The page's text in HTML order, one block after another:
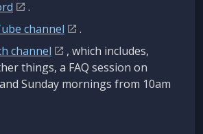
.
channel
.
channel
, which includes,
things, a FAQ session on
Sunday mornings from 10am